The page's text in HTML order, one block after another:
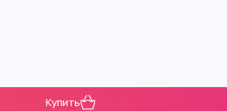
Купить